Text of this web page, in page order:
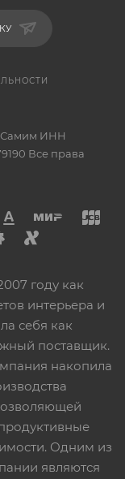
Самим ИНН
Все права
году как
интерьера и
себя как
поставщик.
накопила
Одним из
являются